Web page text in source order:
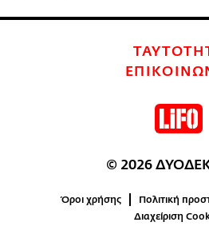
© 2026
Όροι χρήσης
Πολιτική
Διαχείριση